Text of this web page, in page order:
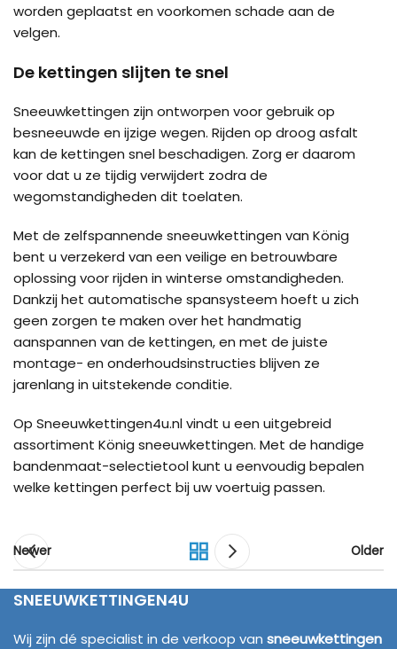
worden geplaatst en voorkomen schade aan de
velgen.
De kettingen slijten te snel
Sneeuwkettingen zijn ontworpen voor gebruik op
besneeuwde en ijzige wegen. Rijden op droog asfalt
kan de kettingen snel beschadigen. Zorg er daarom
voor dat u ze tijdig verwijdert zodra de
wegomstandigheden dit toelaten.
Met de zelfspannende sneeuwkettingen van König
bent u verzekerd van een veilige en betrouwbare
oplossing voor rijden in winterse omstandigheden.
Dankzij het automatische spansysteem hoeft u zich
geen zorgen te maken over het handmatig
aanspannen van de kettingen, en met de juiste
montage- en onderhoudsinstructies blijven ze
jarenlang in uitstekende conditie.
Op Sneeuwkettingen4u.nl vindt u een uitgebreid
assortiment König sneeuwkettingen. Met de handige
bandenmaat-selectietool kunt u eenvoudig bepalen
welke kettingen perfect bij uw voertuig passen.
Newer Older
SNEEUWKETTINGEN4U
Wij zijn dé specialist in de verkoop van sneeuwkettingen